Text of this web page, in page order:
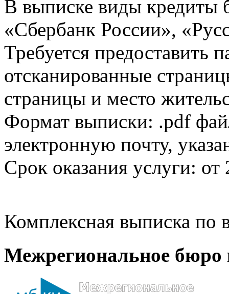
В выписке виды кредиты
«Сбербанк России»,
Требуется предоставить
отсканированные
страницы и место
Формат выписки: .pdf
электронную почту,
Срок оказания услуги: от
Комплексная выписка
Межрегиональное бюро